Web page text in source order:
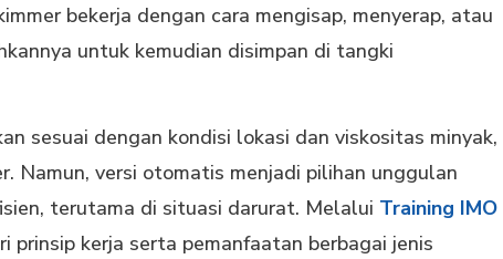
bekerja dengan cara mengisap, menyerap, atau
untuk kemudian disimpan di tangki
sesuai dengan kondisi lokasi dan viskositas minyak,
Namun, versi otomatis menjadi pilihan unggulan
terutama di situasi darurat. Melalui Training IMO
prinsip kerja serta pemanfaatan berbagai jenis